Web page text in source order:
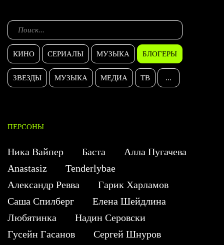
КИНО СЕРИАЛЫ МУЗЫКА БЛОГЕРЫ
ЗВЕЗДЫ МУЗЫКА МЕДИА ТВ ...
ПЕРСОНЫ
Ника Вайпер Баста
Алла Пугачева
Anastasiz
Tenderlybae
Александр Ревва
Гарик Харламов
Саша Спилберг
Елена Шейдлина
Любятинка
Надин Серовски
Гусейн Гасанов
Сергей Шнуров